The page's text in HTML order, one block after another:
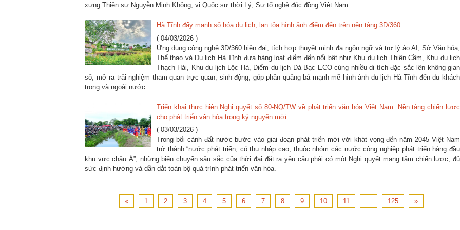
xưng Thiền sư Nguyễn Minh Không, vị Quốc sư thời Lý, Sư tổ nghề đúc đồng Việt Nam.
Hà Tĩnh đẩy mạnh số hóa du lịch, lan tỏa hình ảnh điểm đến trên nền tảng 3D/360
( 04/03/2026 )
Ứng dụng công nghệ 3D/360 hiện đại, tích hợp thuyết minh đa ngôn ngữ và trợ lý ảo AI, Sở Văn hóa,
Thể thao và Du lịch Hà Tĩnh đưa hàng loạt điểm đến nổi bật như Khu du lịch Thiên Cầm, Khu du lịch
Thạch Hải, Khu du lịch Lộc Hà, Điểm du lịch Đá Bạc ECO cùng nhiều di tích đặc sắc lên không gian
số, mở ra trải nghiệm tham quan trực quan, sinh động, góp phần quảng bá mạnh mẽ hình ảnh du lịch Hà Tĩnh đến du khách
trong và ngoài nước.
Triển khai thực hiện Nghị quyết số 80-NQ/TW về phát triển văn hóa Việt Nam: Nền tảng chiến lược
cho phát triển văn hóa trong kỷ nguyên mới
( 03/03/2026 )
Trong bối cảnh đất nước bước vào giai đoạn phát triển mới với khát vọng đến năm 2045 Việt Nam
trở thành “nước phát triển, có thu nhập cao, thuộc nhóm các nước công nghiệp phát triển hàng đầu
khu vực châu Á”, những biến chuyển sâu sắc của thời đại đặt ra yêu cầu phải có một Nghị quyết mang tầm chiến lược, đủ
sức định hướng và dẫn dắt toàn bộ quá trình phát triển văn hóa.
« 1 2 3 4 5 6 7 8 9 10 11 ... 125 »